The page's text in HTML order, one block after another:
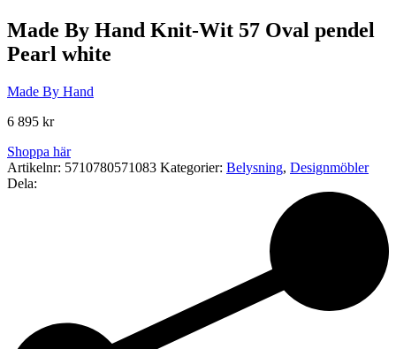
Made By Hand Knit-Wit 57 Oval pendel
Pearl white
Made By Hand
6 895 kr
Shoppa här
Artikelnr: 5710780571083 Kategorier: Belysning, Designmöbler
Dela: